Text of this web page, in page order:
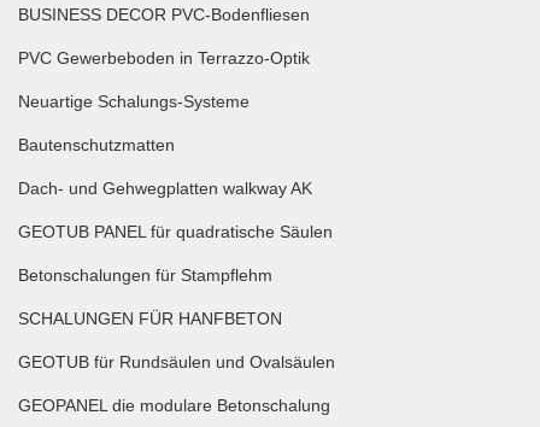
BUSINESS DECOR PVC-Bodenfliesen
PVC Gewerbeboden in Terrazzo-Optik
Neuartige Schalungs-Systeme
Bautenschutzmatten
Dach- und Gehwegplatten walkway AK
GEOTUB PANEL für quadratische Säulen
Betonschalungen für Stampflehm
SCHALUNGEN FÜR HANFBETON
GEOTUB für Rundsäulen und Ovalsäulen
GEOPANEL die modulare Betonschalung